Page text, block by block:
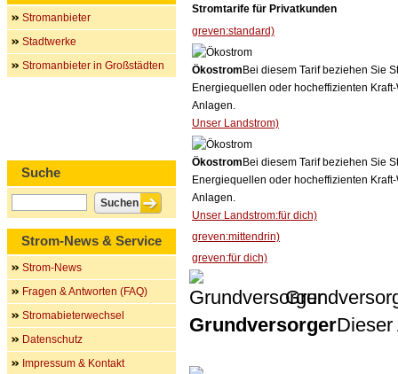
Stromtarife für Privatkunden
greven:standard)
Ökostrom Bei diesem Tarif beziehen Sie
Energiequellen oder hocheffizienten
Anlagen.
Unser Landstrom)
Ökostrom Bei diesem Tarif beziehen Sie
Energiequellen oder hocheffizienten
Anlagen.
Unser Landstrom:für dich)
greven:mittendrin)
greven:für dich)
GrundversorgerDieser
Stromanbieter
Stadtwerke
Stromanbieter in Großstädten
Suche
Strom-News & Service
Strom-News
Fragen & Antworten (FAQ)
Stromabieterwechsel
Datenschutz
Impressum & Kontakt